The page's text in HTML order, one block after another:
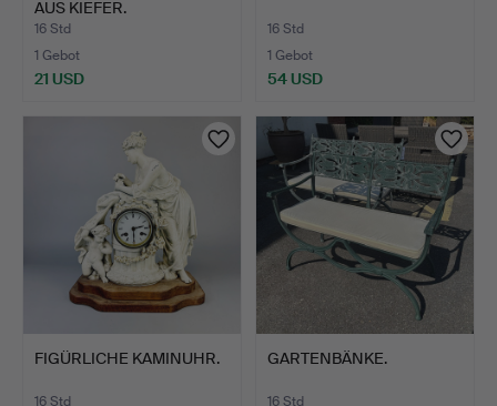
AUS KIEFER.
16 Std
1 Gebot
21 USD
16 Std
1 Gebot
54 USD
FIGÜRLICHE KAMINUHR.
16 Std
GARTENBÄNKE.
16 Std